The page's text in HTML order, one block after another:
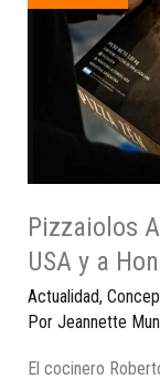
Pizzaiolos
USA y a
Actualidad,
Por Jeannette
El cocinero